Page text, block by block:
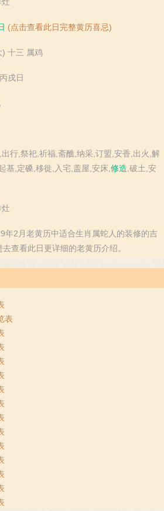
(点击查看此日完整黄历喜忌)
十三 属鸡
戌日
出行,祭祀,祈福,斋醮,纳采,订盟,安香,出火,解
基,定磉,移徙,入宅,盖屋,安床, 修造 ,破土,安
灶
2月老黄历中适合生肖属蛇人的装修的吉
查看此日更详细的老黄历介绍。
表